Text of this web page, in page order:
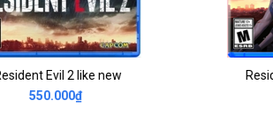
like new
Resident Evil 3